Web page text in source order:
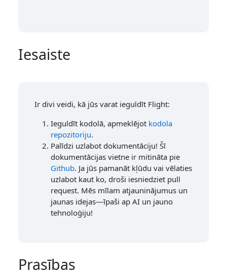
Iesaiste
Ir divi veidi, kā jūs varat ieguldīt Flight:
Ieguldīt kodolā, apmeklējot kodola
repozitoriju.
Palīdzi uzlabot dokumentāciju! Šī
dokumentācijas vietne ir mitināta pie
Github. Ja jūs pamanāt kļūdu vai vēlaties
uzlabot kaut ko, droši iesniedziet pull
request. Mēs mīlam atjauninājumus un
jaunas idejas—īpaši ap AI un jauno
tehnoloģiju!
Prasības